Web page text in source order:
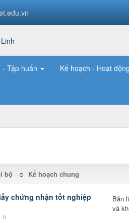
Tập huấn Kế hoạch - Hoạt động
bộ Kế hoạch chung
chứng nhận tốt nghiệp
Bản
và